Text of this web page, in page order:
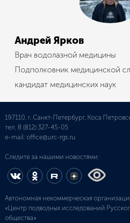
Андрей Ярков
Врач водолазной медицины
Подполковник медицинской
кандидат медицинских наук
197110, г. Санкт-Петербург, Коса
тел. 8 (812) 327-45-05
e-mail: office@urc-rgs.ru
Следите за нашими новостями:
Автономная некоммерческая
«Центр подводных исследований
общества»